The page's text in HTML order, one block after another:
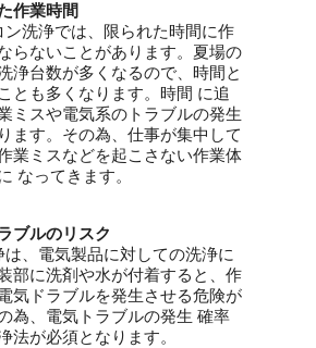
作業時間
ン洗浄では、限られた時間に作
らないことがあります。夏場の
浄台数が多くなるので、時間と
とも多くなります。時間 に追
ミスや電気系のトラブルの発生
ます。その為、仕事が集中して
業ミスなどを起こさない作業体
なってきます。
ブルのリスク
は、電気製品に対しての洗浄に
部に洗剤や水が付着すると、作
気ドラブルを発生させる危険が
為、電気トラブルの発生 確率
法が必須となります。